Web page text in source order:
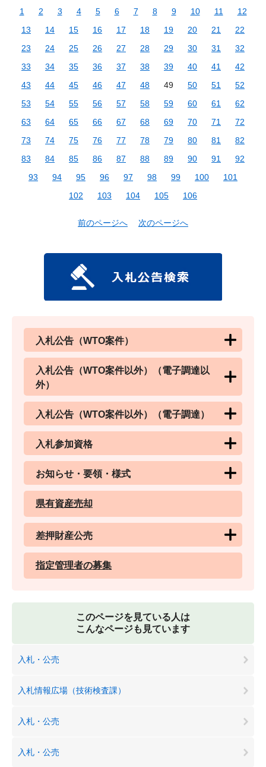
1 2 3 4 5 6 7 8 9 10 11
12
13
14 15 16 17 18 19 20 21
22
23
24 25 26 27 28 29 30 31
32
33
34 35 36 37 38 39 40 41
42
43
44 45 46 47 48 49 50 51
52
53
54 55 56 57 58 59 60 61
62
63
64 65 66 67 68 69 70 71
72
73
74 75 76 77 78 79 80 81
82
83
84 85 86 87 88 89 90 91
92
93
94 95 96 97 98 99 100
101
102
103 104 105 106
前のページへ 次のページへ
入札公告（WTO案件）
入札公告（WTO案件以外）（電子調達以
外）
入札公告（WTO案件以外）（電子調達）
入札参加資格
お知らせ・要領・様式
県有資産売却
差押財産公売
指定管理者の募集
このページを見ている人は
こんなページも見ています
入札・公売
入札情報広場（技術検査課）
入札・公売
入札・公売